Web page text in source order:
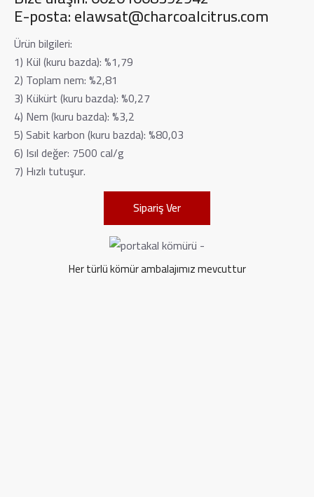
E-posta:elawsat@charcoalcitrus.com
Ürün bilgileri:
1) Kül (kuru bazda): %1,79
2) Toplam nem: %2,81
3) Kükürt (kuru bazda): %0,27
4) Nem (kuru bazda): %3,2
5) Sabit karbon (kuru bazda): %80,03
6) Isıl değer: 7500 cal/g
7) Hızlı tutuşur.
Sipariş Ver
Her türlü kömür ambalajımız mevcuttur